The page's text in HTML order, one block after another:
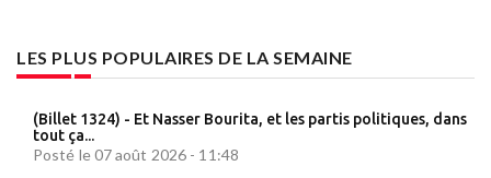
LES PLUS POPULAIRES DE LA SEMAINE
(Billet 1324) - Et Nasser Bourita, et les partis politiques, dans
tout ça...
Posté le 07 août 2026 - 11:48